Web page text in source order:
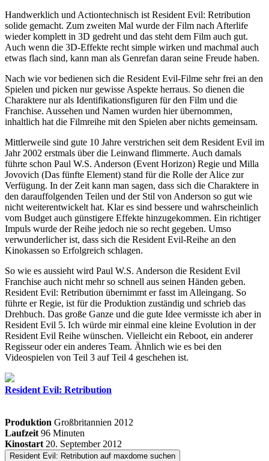
Handwerklich und Actiontechnisch ist Resident Evil: Retribution
solide gemacht. Zum zweiten Mal wurde der Film nach Afterlife
wieder komplett in 3D gedreht und das steht dem Film auch gut.
Auch wenn die 3D-Effekte recht simple wirken und machmal auch
etwas flach sind, kann man als Genrefan daran seine Freude haben.
Nach wie vor bedienen sich die Resident Evil-Filme sehr frei an den
Spielen und picken nur gewisse Aspekte herraus. So dienen die
Charaktere nur als Identifikationsfiguren für den Film und die
Franchise. Aussehen und Namen wurden hier übernommen,
inhaltlich hat die Filmreihe mit den Spielen aber nichts gemeinsam.
Mittlerweile sind gute 10 Jahre verstrichen seit dem Resident Evil im
Jahr 2002 erstmals über die Leinwand flimmerte. Auch damals
führte schon Paul W.S. Anderson (Event Horizon) Regie und Milla
Jovovich (Das fünfte Element) stand für die Rolle der Alice zur
Verfügung. In der Zeit kann man sagen, dass sich die Charaktere in
den darauffolgenden Teilen und der Stil von Anderson so gut wie
nicht weiterentwickelt hat. Klar es sind bessere und wahrscheinlich
vom Budget auch günstigere Effekte hinzugekommen. Ein richtiger
Impuls wurde der Reihe jedoch nie so recht gegeben. Umso
verwunderlicher ist, dass sich die Resident Evil-Reihe an den
Kinokassen so Erfolgreich schlagen.
So wie es aussieht wird Paul W.S. Anderson die Resident Evil
Franchise auch nicht mehr so schnell aus seinen Händen geben.
Resident Evil: Retribution übernimmt er fasst im Alleingang. So
führte er Regie, ist für die Produktion zuständig und schrieb das
Drehbuch. Das große Ganze und die gute Idee vermisste ich aber in
Resident Evil 5. Ich würde mir einmal eine kleine Evolution in der
Resident Evil Reihe wünschen. Vielleicht ein Reboot, ein anderer
Regisseur oder ein anderes Team. Ähnlich wie es bei den
Videospielen von Teil 3 auf Teil 4 geschehen ist.
Resident Evil: Retribution
Produktion Großbritannien 2012
Laufzeit 96 Minuten
Kinostart 20. September 2012
Resident Evil: Retribution auf maxdome suchen